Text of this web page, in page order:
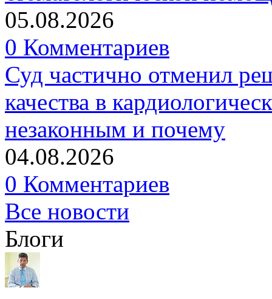
05.08.2026
0 Комментариев
Суд частично отменил
качества в
незаконным и почему
04.08.2026
0 Комментариев
Все новости
Блоги